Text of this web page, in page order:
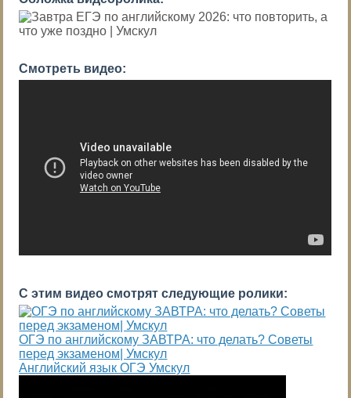
Смотреть видео:
С этим видео смотрят следующие ролики:
ОГЭ по английскому ЗАВТРА: что делать? Советы
перед экзаменом| Умскул
Английский язык ОГЭ Умскул